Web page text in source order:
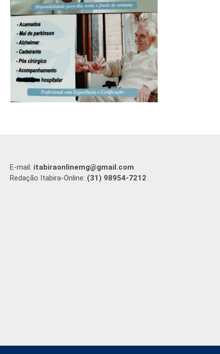
E-mail: itabiraonlinemg@gmail.com
Redação Itabira-Online: (31) 98954-7212